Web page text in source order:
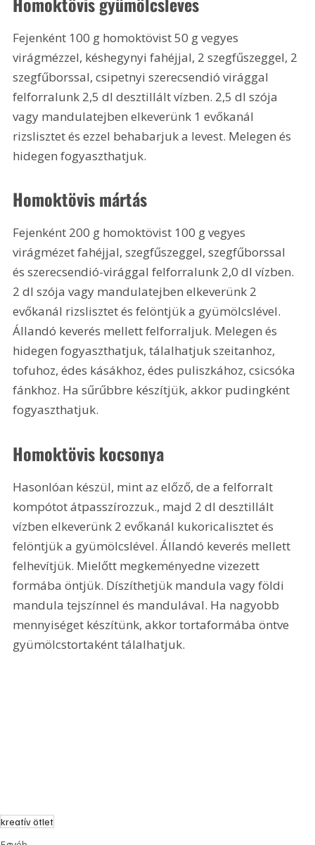
Fejenként 100 g homoktövist 50 g vegyes
virágmézzel, késhegynyi fahéjjal, 2 szegfűszeggel, 2
szegfűborssal, csipetnyi szerecsendió virággal
felforralunk 2,5 dl desztillált vízben. 2,5 dl szója
vagy mandulatejben elkeverünk 1 evőkanál
rizslisztet és ezzel behabarjuk a levest. Melegen és
hidegen fogyaszthatjuk.
Homoktövis mártás
Fejenként 200 g homoktövist 100 g vegyes
virágmézet fahéjjal, szegfűszeggel, szegfűborssal
és szerecsendió-virággal felforralunk 2,0 dl vízben.
2 dl szója vagy mandulatejben elkeverünk 2
evőkanál rizslisztet és felöntjük a gyümölcslével.
Állandó keverés mellett felforraljuk. Melegen és
hidegen fogyaszthatjuk, tálalhatjuk szeitanhoz,
tofuhoz, édes kásákhoz, édes puliszkához, csicsóka
fánkhoz. Ha sűrűbbre készítjük, akkor pudingként
fogyaszthatjuk.
Homoktövis kocsonya
Hasonlóan készül, mint az előző, de a felforralt
kompótot átpasszírozzuk., majd 2 dl desztillált
vízben elkeverünk 2 evőkanál kukoricalisztet és
felöntjük a gyümölcslével. Állandó keverés mellett
felhevítjük. Mielőtt megkeményedne vizezett
formába öntjük. Díszíthetjük mandula vagy földi
mandula tejszínnel és mandulával. Ha nagyobb
mennyiséget készítünk, akkor tortaformába öntve
gyümölcstortaként tálalhatjuk.
kreatív ötlet